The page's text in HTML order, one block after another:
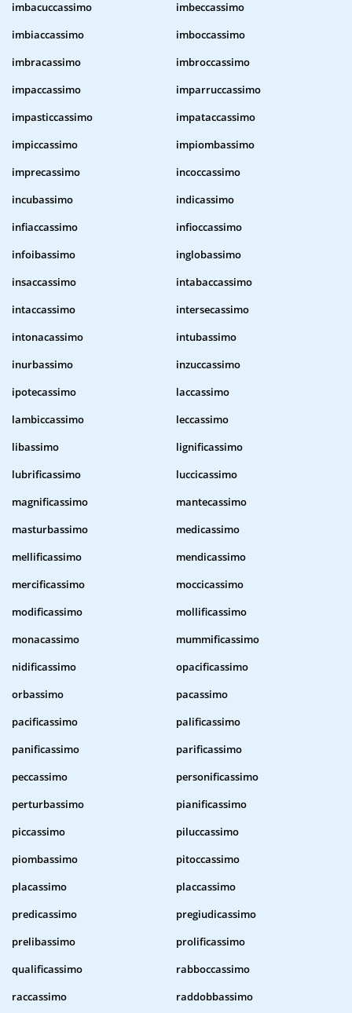
imbacuccassimo
imbeccassimo
imbiaccassimo
imboccassimo
imbracassimo
imbroccassimo
impaccassimo
imparruccassimo
impasticcassimo
impataccassimo
impiccassimo
impiombassimo
imprecassimo
incoccassimo
incubassimo
indicassimo
infiaccassimo
infioccassimo
infoibassimo
inglobassimo
insaccassimo
intabaccassimo
intaccassimo
intersecassimo
intonacassimo
intubassimo
inurbassimo
inzuccassimo
ipotecassimo
laccassimo
lambiccassimo
leccassimo
libassimo
lignificassimo
lubrificassimo
luccicassimo
magnificassimo
mantecassimo
masturbassimo
medicassimo
mellificassimo
mendicassimo
mercificassimo
moccicassimo
modificassimo
mollificassimo
monacassimo
mummificassimo
nidificassimo
opacificassimo
orbassimo
pacassimo
pacificassimo
palificassimo
panificassimo
parificassimo
peccassimo
personificassimo
perturbassimo
pianificassimo
piccassimo
piluccassimo
piombassimo
pitoccassimo
placassimo
placcassimo
predicassimo
pregiudicassimo
prelibassimo
prolificassimo
qualificassimo
rabboccassimo
raccassimo
raddobbassimo